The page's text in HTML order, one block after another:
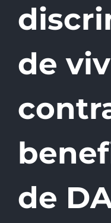
de
de